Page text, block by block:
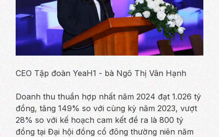
CEO Tập đoàn YeaH1 - bà Ngô Thị Vân Hạnh
Doanh thu thuần hợp nhất năm 2024 đạt 1.026 tỷ
đồng, tăng 149% so với cùng kỳ năm 2023, vượt
28% so với kế hoạch cam kết đề ra là 800 tỷ
đồng tại Đại hội đồng cổ đông thường niên năm